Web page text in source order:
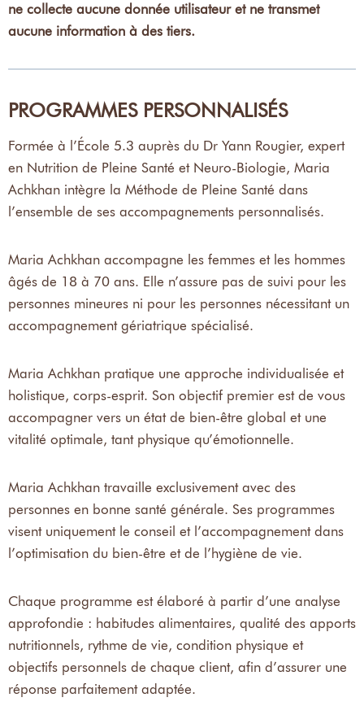
ne collecte aucune donnée utilisateur et ne transmet
aucune information à des tiers.
PROGRAMMES PERSONNALISÉS
Formée à l’École 5.3 auprès du Dr Yann Rougier, expert
en Nutrition de Pleine Santé et Neuro-Biologie, Maria
Achkhan intègre la Méthode de Pleine Santé dans
l’ensemble de ses accompagnements personnalisés.
Maria Achkhan accompagne les femmes et les hommes
âgés de 18 à 70 ans. Elle n’assure pas de suivi pour les
personnes mineures ni pour les personnes nécessitant un
accompagnement gériatrique spécialisé.
Maria Achkhan pratique une approche individualisée et
holistique, corps-esprit. Son objectif premier est de vous
accompagner vers un état de bien-être global et une
vitalité optimale, tant physique qu’émotionnelle.
Maria Achkhan travaille exclusivement avec des
personnes en bonne santé générale. Ses programmes
visent uniquement le conseil et l’accompagnement dans
l’optimisation du bien-être et de l’hygiène de vie.
Chaque programme est élaboré à partir d’une analyse
approfondie : habitudes alimentaires, qualité des apports
nutritionnels, rythme de vie, condition physique et
objectifs personnels de chaque client, afin d’assurer une
réponse parfaitement adaptée.